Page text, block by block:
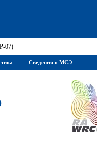
07)
Сведения о МСЭ